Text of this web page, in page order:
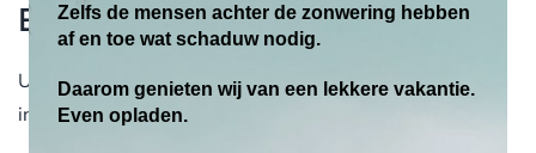
Bezoek onze showroom
U bent van harte welkom in onze showroom voor meer
informatie over de volgende merken uitvalschermen:
Zelfs de mensen achter de zonwering hebben
af en toe wat schaduw nodig.
Daarom genieten wij van een lekkere vakantie.
Even opladen.